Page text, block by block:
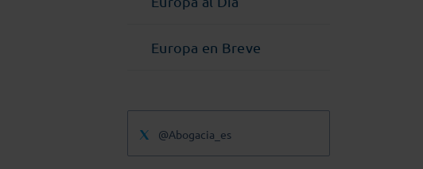
Europa en Breve
@Abogacia_es